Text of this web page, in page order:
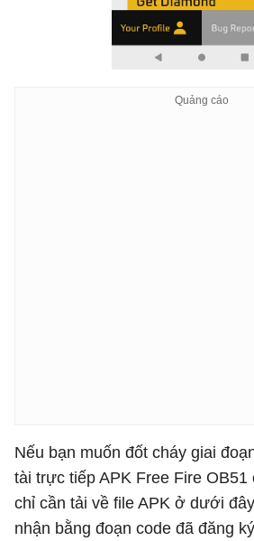
Nếu bạn muốn đốt cháy giai
tài trực tiếp APK Free Fire
chỉ cần tải về file APK ở dưới
nhận bằng đoạn code đã đăng